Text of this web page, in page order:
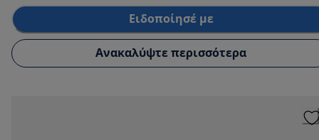
Ειδοποίησέ με
Ανακαλύψτε περισσότερα